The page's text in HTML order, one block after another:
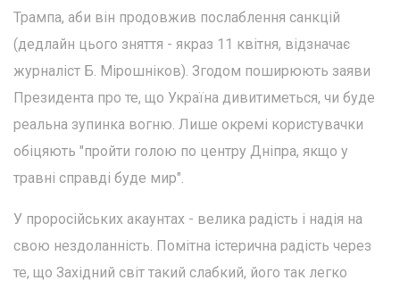
Трампа, аби він продовжив послаблення санкцій
(дедлайн цього зняття - якраз 11 квітня, відзначає
журналіст Б. Мірошніков). Згодом поширюють заяви
Президента про те, що Україна дивитиметься, чи буде
реальна зупинка вогню. Лише окремі користувачки
обіцяють "пройти голою по центру Дніпра, якщо у
травні справді буде мир".
У проросійських акаунтах - велика радість і надія на
свою нездоланність. Помітна істерична радість через
те, що Західний світ такий слабкий, його так легко